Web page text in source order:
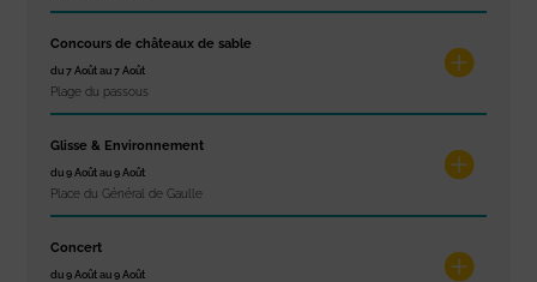
Concours de châteaux de sable
du 7 Août au 7 Août
Plage du passous
Glisse & Environnement
du 9 Août au 9 Août
Place du Général de Gaulle
Concert
du 9 Août au 9 Août